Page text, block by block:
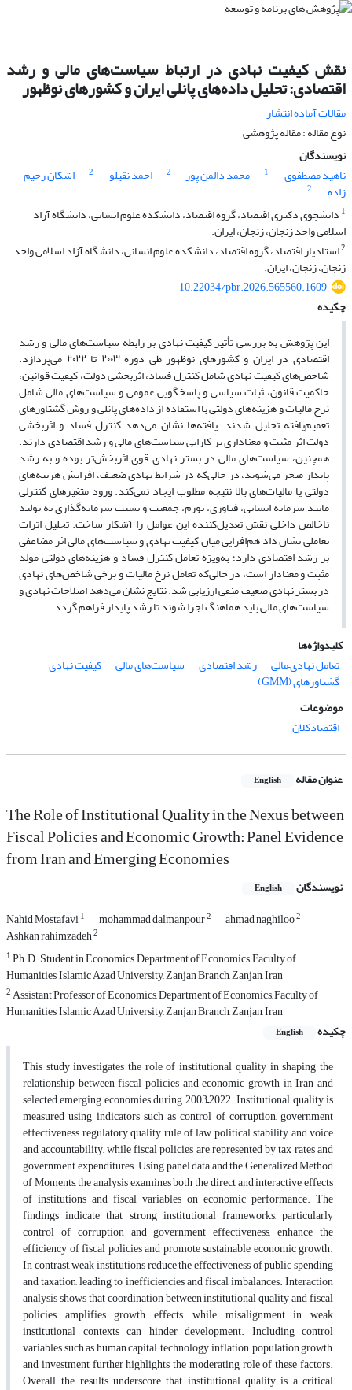
نقش کیفیت نهادی در ارتباط سیاست‌های مالی و رشد
اقتصادی: تحلیل داده‌های پانلی ایران و کشورهای نوظهور
مقالات آماده انتشار
نوع مقاله : مقاله پژوهشی
نویسندگان
ناهید مصطفوی
1 محمد دالمن پور 2 احمد نقیلو 2 اشکان رحیم
زاده
2
1 دانشجوی دکتری اقتصاد، گروه اقتصاد، دانشکده علوم انسانی، دانشگاه آزاد
اسلامی واحد زنجان، زنجان، ایران.
2استادیار اقتصاد، گروه اقتصاد، دانشکده علوم انسانی، دانشگاه آزاد اسلامی واحد
زنجان، زنجان، ایران.
10.22034/pbr.2026.565560.1609
چکیده
این پژوهش به بررسی تأثیر کیفیت نهادی بر رابطه سیاست‌های مالی و رشد
اقتصادی در ایران و کشورهای نوظهور طی دوره ۲۰۰۳ تا ۲۰۲۲ می‌پردازد.
شاخص‌های کیفیت نهادی شامل کنترل فساد، اثربخشی دولت، کیفیت قوانین،
حاکمیت قانون، ثبات سیاسی و پاسخگویی عمومی و سیاست‌های مالی شامل
نرخ مالیات و هزینه‌های دولتی با استفاده از داده‌های پانلی و روش گشتاورهای
تعمیم‌یافته تحلیل شدند. یافته‌ها نشان می‌دهد کنترل فساد و اثربخشی
دولت اثر مثبت و معناداری بر کارایی سیاست‌های مالی و رشد اقتصادی دارند.
همچنین، سیاست‌های مالی در بستر نهادی قوی اثربخش‌تر بوده و به رشد
پایدار منجر می‌شوند، در حالی‌که در شرایط نهادی ضعیف، افزایش هزینه‌های
دولتی یا مالیات‌های بالا نتیجه مطلوب ایجاد نمی‌کند. ورود متغیرهای کنترلی
مانند سرمایه انسانی، فناوری، تورم، جمعیت و نسبت سرمایه‌گذاری به تولید
ناخالص داخلی نقش تعدیل‌کننده این عوامل را آشکار ساخت. تحلیل اثرات
تعاملی نشان داد هم‌افزایی میان کیفیت نهادی و سیاست‌های مالی اثر مضاعفی
بر رشد اقتصادی دارد؛ به‌ویژه تعامل کنترل فساد و هزینه‌های دولتی مولد
مثبت و معنادار است، در حالی‌که تعامل نرخ مالیات و برخی شاخص‌های نهادی
در بستر نهادی ضعیف منفی ارزیابی شد. نتایج نشان می‌دهد اصلاحات نهادی و
سیاست‌های مالی باید هماهنگ اجرا شوند تا رشد پایدار فراهم گردد.
کلیدواژه‌ها
تعامل نهادی–مالی
رشد اقتصادی سیاست‌های مالی کیفیت نهادی
گشتاورهای (GMM)
موضوعات
اقتصادکلان
عنوان مقاله English
The Role of Institutional Quality in the Nexus between
Fiscal Policies and Economic Growth: Panel Evidence
from Iran and Emerging Economies
نویسندگان English
Nahid Mostafavi1 mohammad dalmanpour2 ahmad naghiloo2
Ashkan rahimzadeh2
1Ph.D. Student in Economics, Department of Economics, Faculty of
Humanities, Islamic Azad University, Zanjan Branch, Zanjan, Iran
2Assistant Professor of Economics, Department of Economics, Faculty of
Humanities, Islamic Azad University, Zanjan Branch, Zanjan, Iran
چکیده
English
This study investigates the role of institutional quality in shaping the
relationship between fiscal policies and economic growth in Iran and
selected emerging economies during 2003–2022. Institutional quality is
measured using indicators such as control of corruption, government
effectiveness, regulatory quality, rule of law, political stability, and voice
and accountability, while fiscal policies are represented by tax rates and
government expenditures. Using panel data and the Generalized Method
of Moments, the analysis examines both the direct and interactive effects
of institutions and fiscal variables on economic performance. The
findings indicate that strong institutional frameworks, particularly
control of corruption and government effectiveness, enhance the
efficiency of fiscal policies and promote sustainable economic growth.
In contrast, weak institutions reduce the effectiveness of public spending
and taxation, leading to inefficiencies and fiscal imbalances. Interaction
analysis shows that coordination between institutional quality and fiscal
policies amplifies growth effects, while misalignment in weak
institutional contexts can hinder development. Including control
variables such as human capital, technology, inflation, population growth,
and investment further highlights the moderating role of these factors.
Overall, the results underscore that institutional quality is a critical